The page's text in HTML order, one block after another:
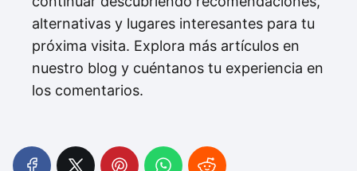
alternativas y lugares interesantes para tu
próxima visita. Explora más artículos en
nuestro blog y cuéntanos tu experiencia en
los comentarios.